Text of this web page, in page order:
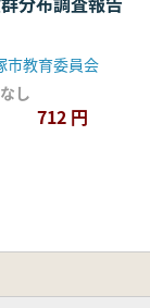
市教育委員会
し
712 円